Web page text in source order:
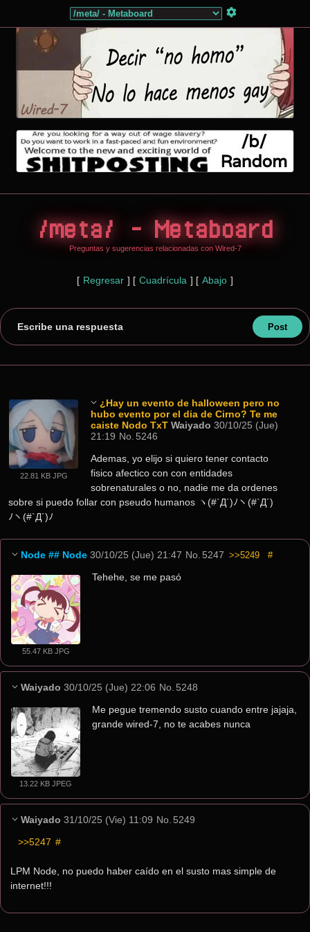
/meta/ - Metaboard
Preguntas y sugerencias relacionadas con Wired-7
[ Regresar ] [ Cuadrícula ] [ Abajo ]
Escribe una respuesta
22.81 KB JPG
¿Hay un evento de halloween pero no
hubo evento por el dia de Cirno? Te me
caiste Nodo TxT Waiyado 30/10/25 (Jue)
21:19 No. 5246
Ademas, yo elijo si quiero tener contacto
fisico afectico con con entidades
sobrenaturales o no, nadie me da ordenes
sobre si puedo follar con pseudo humanos ヽ(#`Д´)ﾉヽ(#`Д´)
ﾉヽ(#`Д´)ﾉ
Node ## Node 30/10/25 (Jue) 21:47 No. 5247 >>5249 #
55.47 KB JPG
Tehehe, se me pasó
Waiyado 30/10/25 (Jue) 22:06 No. 5248
13.22 KB JPEG
Me pegue tremendo susto cuando entre jajaja,
grande wired-7, no te acabes nunca
Waiyado 31/10/25 (Vie) 11:09 No. 5249
>>5247 #
LPM Node, no puedo haber caído en el susto mas simple de
internet!!!